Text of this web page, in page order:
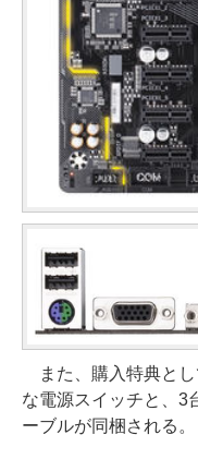
また、購入特典とし
な電源スイッチと、3
ーブルが同梱される。